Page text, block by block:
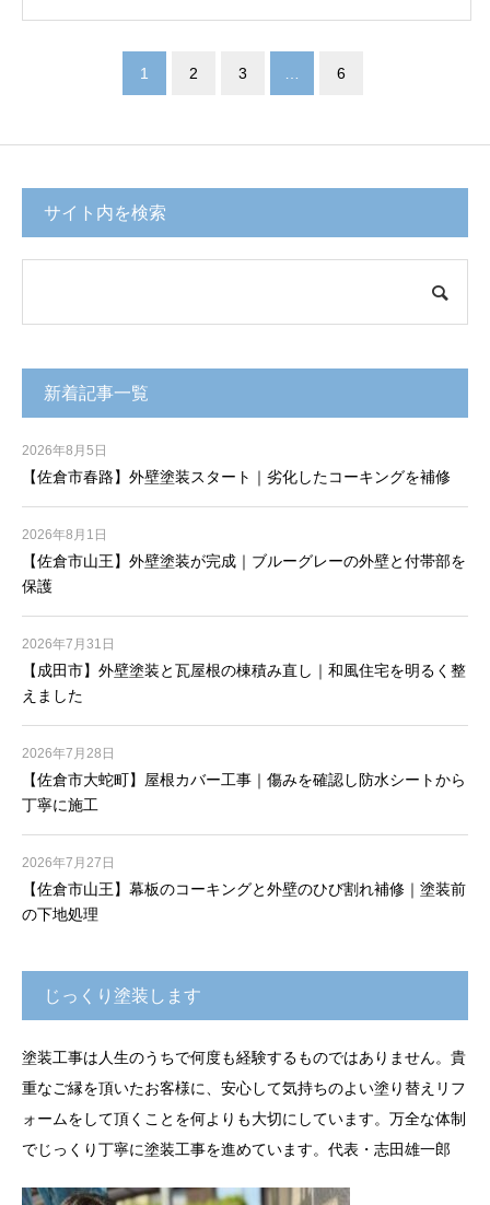
1 2 3 6
サイト内を検索
新着記事一覧
【佐倉市春路】外壁塗装スタート｜劣化したコーキングを補修
2026年8月5日
【佐倉市山王】外壁塗装が完成｜ブルーグレーの外壁と付帯部を
保護
2026年8月1日
【成田市】外壁塗装と瓦屋根の棟積み直し｜和風住宅を明るく整
えました
2026年7月31日
【佐倉市大蛇町】屋根カバー工事｜傷みを確認し防水シートから
丁寧に施工
2026年7月28日
【佐倉市山王】幕板のコーキングと外壁のひび割れ補修｜塗装前
の下地処理
2026年7月27日
じっくり塗装します
塗装工事は人生のうちで何度も経験するものではありません。貴
重なご縁を頂いたお客様に、安心して気持ちのよい塗り替えリフ
ォームをして頂くことを何よりも大切にしています。万全な体制
でじっくり丁寧に塗装工事を進めています。代表・志田雄一郎